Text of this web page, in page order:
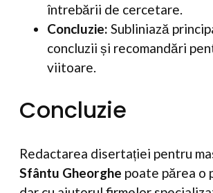
întrebării de cercetare.
Concluzie: Subliniază
concluzii și recomandări
viitoare.
Concluzie
Redactarea disertației pentru
Sfântu Gheorghe poate părea o